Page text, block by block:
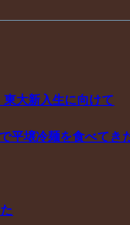
大新入生に向けて
平壌冷麺を食べてき